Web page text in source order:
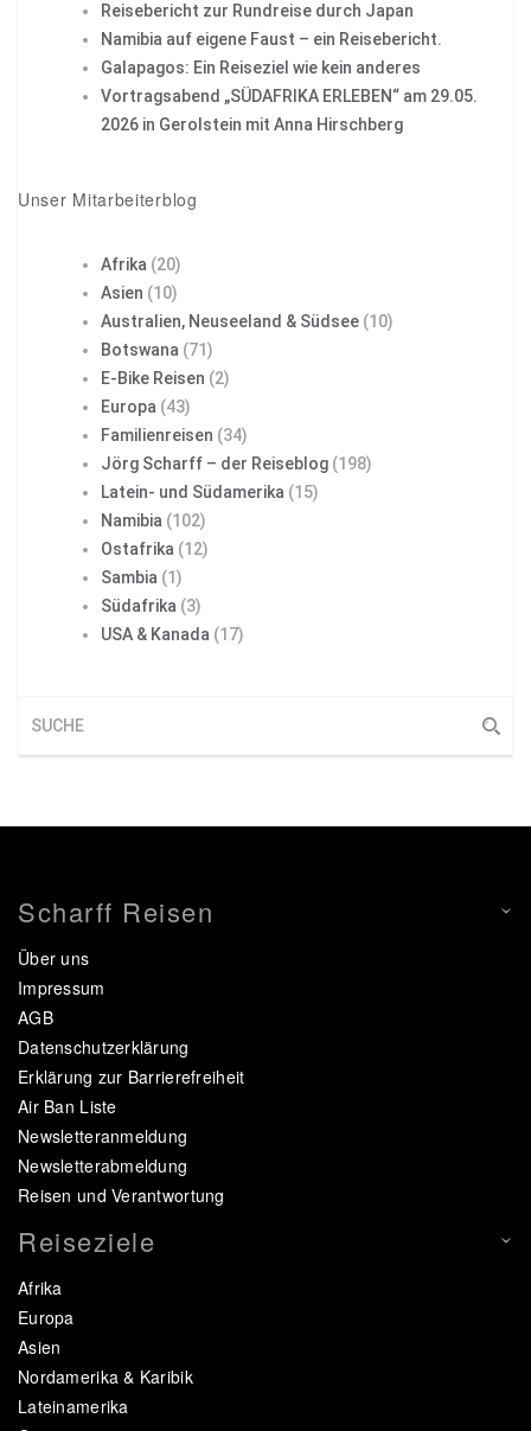
Reisebericht zur Rundreise durch Japan
Namibia auf eigene Faust – ein Reisebericht.
Galapagos: Ein Reiseziel wie kein anderes
Vortragsabend „SÜDAFRIKA ERLEBEN“ am 29.05.
2026 in Gerolstein mit Anna Hirschberg
Unser Mitarbeiterblog
Afrika (20)
Asien (10)
Australien, Neuseeland & Südsee (10)
Botswana (71)
E-Bike Reisen (2)
Europa (43)
Familienreisen (34)
Jörg Scharff – der Reiseblog (198)
Latein- und Südamerika (15)
Namibia (102)
Ostafrika (12)
Sambia (1)
Südafrika (3)
USA & Kanada (17)
Scharff Reisen
Über uns
Impressum
AGB
Datenschutzerklärung
Erklärung zur Barrierefreiheit
Air Ban Liste
Newsletteranmeldung
Newsletterabmeldung
Reisen und Verantwortung
Reiseziele
Afrika
Europa
Asien
Nordamerika & Karibik
Lateinamerika